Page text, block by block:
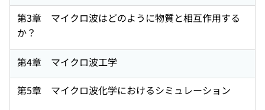
第3章 マイクロ波はどのように物質と相互作用する
か？
第4章 マイクロ波工学
第5章 マイクロ波化学におけるシミュレーション